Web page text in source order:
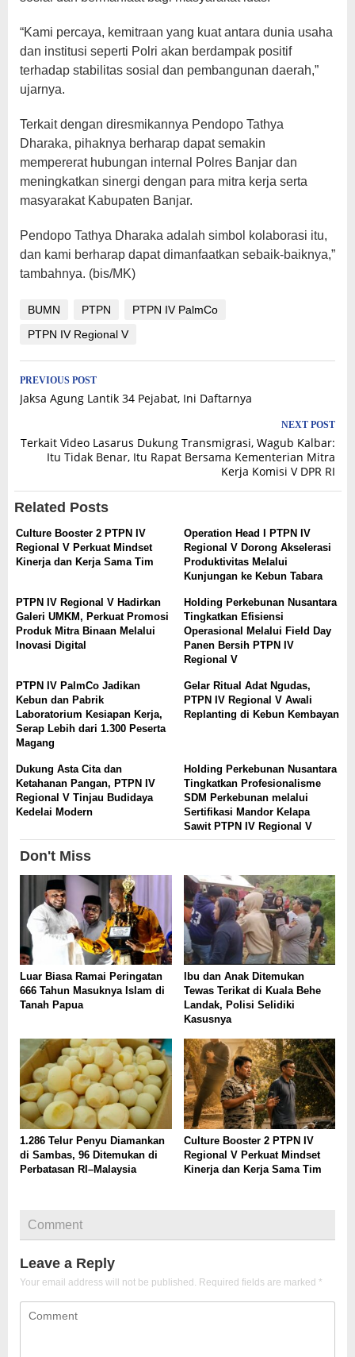
“Kami percaya, kemitraan yang kuat antara dunia usaha
dan institusi seperti Polri akan berdampak positif
terhadap stabilitas sosial dan pembangunan daerah,”
ujarnya.
Terkait dengan diresmikannya Pendopo Tathya
Dharaka, pihaknya berharap dapat semakin
mempererat hubungan internal Polres Banjar dan
meningkatkan sinergi dengan para mitra kerja serta
masyarakat Kabupaten Banjar.
Pendopo Tathya Dharaka adalah simbol kolaborasi itu,
dan kami berharap dapat dimanfaatkan sebaik-baiknya,”
tambahnya. (bis/MK)
BUMN PTPN
PTPN IV PalmCo
PTPN IV Regional V
Post
navigation
PREVIOUS POST
Jaksa Agung Lantik 34 Pejabat, Ini Daftarnya
NEXT POST
Terkait Video Lasarus Dukung Transmigrasi, Wagub Kalbar:
Itu Tidak Benar, Itu Rapat Bersama Kementerian Mitra
Kerja Komisi V DPR RI
Related Posts
Culture Booster 2 PTPN IV
Regional V Perkuat Mindset
Kinerja dan Kerja Sama Tim
Operation Head I PTPN IV
Regional V Dorong Akselerasi
Produktivitas Melalui
Kunjungan ke Kebun Tabara
PTPN IV Regional V Hadirkan
Galeri UMKM, Perkuat Promosi
Produk Mitra Binaan Melalui
Inovasi Digital
Holding Perkebunan Nusantara
Tingkatkan Efisiensi
Operasional Melalui Field Day
Panen Bersih PTPN IV
Regional V
PTPN IV PalmCo Jadikan
Kebun dan Pabrik
Laboratorium Kesiapan Kerja,
Serap Lebih dari 1.300 Peserta
Magang
Gelar Ritual Adat Ngudas,
PTPN IV Regional V Awali
Replanting di Kebun Kembayan
Dukung Asta Cita dan
Ketahanan Pangan, PTPN IV
Regional V Tinjau Budidaya
Kedelai Modern
Holding Perkebunan Nusantara
Tingkatkan Profesionalisme
SDM Perkebunan melalui
Sertifikasi Mandor Kelapa
Sawit PTPN IV Regional V
Don't Miss
Luar Biasa Ramai Peringatan
666 Tahun Masuknya Islam di
Tanah Papua
Ibu dan Anak Ditemukan
Tewas Terikat di Kuala Behe
Landak, Polisi Selidiki
Kasusnya
1.286 Telur Penyu Diamankan
di Sambas, 96 Ditemukan di
Perbatasan RI–Malaysia
Culture Booster 2 PTPN IV
Regional V Perkuat Mindset
Kinerja dan Kerja Sama Tim
Comment
Leave a Reply
Your email address will not be published. Required fields are marked *